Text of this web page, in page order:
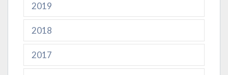
2019
2018
2017